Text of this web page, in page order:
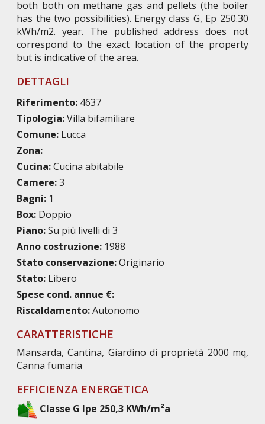
both both on methane gas and pellets (the boiler
has the two possibilities). Energy class G, Ep 250.30
kWh/m2. year. The published address does not
correspond to the exact location of the property
but is indicative of the area.
DETTAGLI
Riferimento: 4637
Tipologia:Villa bifamiliare
Comune: Lucca
Zona:
Cucina:Cucina abitabile
Camere:3
Bagni: 1
Box: Doppio
Piano:Su più livelli di 3
Anno costruzione: 1988
Stato conservazione:Originario
Stato: Libero
Spese cond. annue €:
Riscaldamento:Autonomo
CARATTERISTICHE
Mansarda, Cantina, Giardino di proprietà 2000 mq,
Canna fumaria
EFFICIENZA ENERGETICA
Classe G Ipe 250,3 KWh/m²a